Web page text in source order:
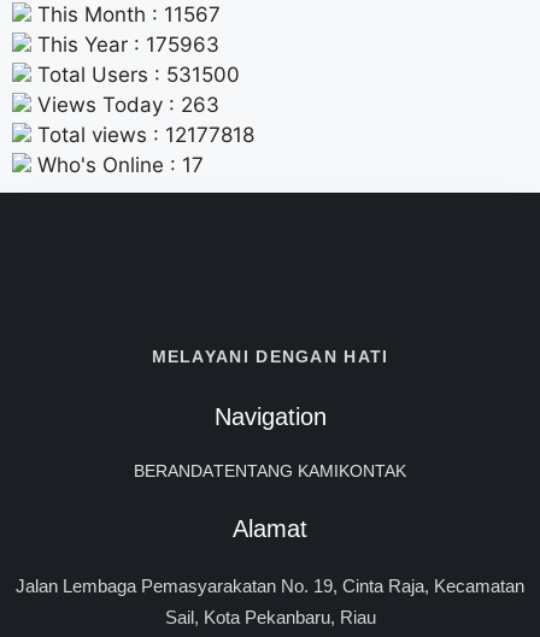
This Month : 11567
This Year : 175963
Total Users : 531500
Views Today : 263
Total views : 12177818
Who's Online : 17
MELAYANI DENGAN HATI
Navigation
BERANDATENTANG KAMIKONTAK
Alamat
Jalan Lembaga Pemasyarakatan No. 19, Cinta Raja, Kecamatan
Sail, Kota Pekanbaru, Riau